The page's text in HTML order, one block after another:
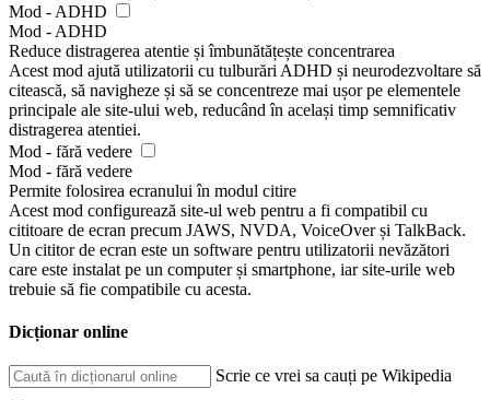
Mod - ADHD
Mod - ADHD
Reduce distragerea atentie și îmbunătățește concentrarea
Acest mod ajută utilizatorii cu tulburări ADHD și neurodezvoltare să
citească, să navigheze și să se concentreze mai ușor pe elementele
principale ale site-ului web, reducând în același timp semnificativ
distragerea atentiei.
Mod - fără vedere
Mod - fără vedere
Permite folosirea ecranului în modul citire
Acest mod configurează site-ul web pentru a fi compatibil cu
cititoare de ecran precum JAWS, NVDA, VoiceOver și TalkBack.
Un cititor de ecran este un software pentru utilizatorii nevăzători
care este instalat pe un computer și smartphone, iar site-urile web
trebuie să fie compatibile cu acesta.
Dicționar online
Scrie ce vrei sa cauți pe Wikipedia